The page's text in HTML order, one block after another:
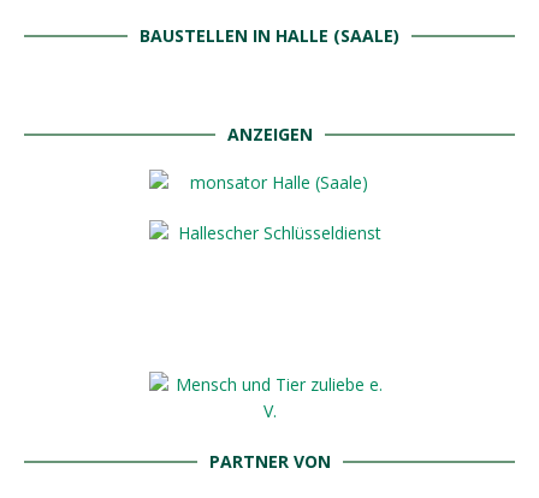
BAUSTELLEN IN HALLE (SAALE)
ANZEIGEN
PARTNER VON